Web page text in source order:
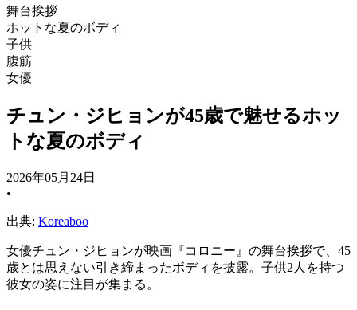
舞台挨拶
ホットな夏のボディ
子供
腹筋
女優
チュン・ジヒョンが45歳で魅せるホッ
トな夏のボディ
2026年05月24日
•
出典: Koreaboo
女優チュン・ジヒョンが映画『コロニー』の舞台挨拶で、45
歳とは思えない引き締まったボディを披露。子供2人を持つ
彼女の姿に注目が集まる。